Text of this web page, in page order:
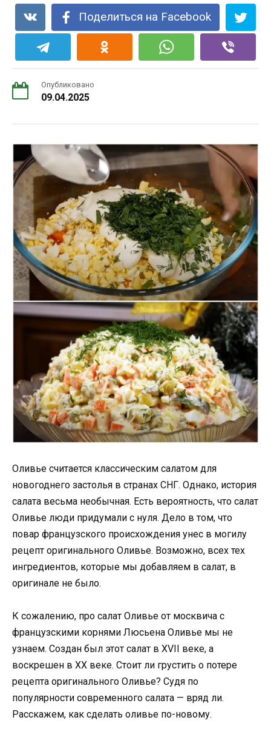
Поделиться на Facebook
Опубликовано
09.04.2025
Оливье считается классическим салатом для
новогоднего застолья в странах СНГ. Однако, история
салата весьма необычная. Есть вероятность, что салат
Оливье люди придумали с нуля. Дело в том, что
повар французского происхождения унес в могилу
рецепт оригинального Оливье. Возможно, всех тех
ингредиентов, которые мы добавляем в салат, в
оригинале не было.
К сожалению, про салат Оливье от москвича с
французскими корнями Люсьена Оливье мы не
узнаем. Создан был этот салат в XVII веке, а
воскрешен в XX веке. Стоит ли грустить о потере
рецепта оригинального Оливье? Судя по
популярности современного салата — вряд ли.
Расскажем, как сделать оливье по-новому.